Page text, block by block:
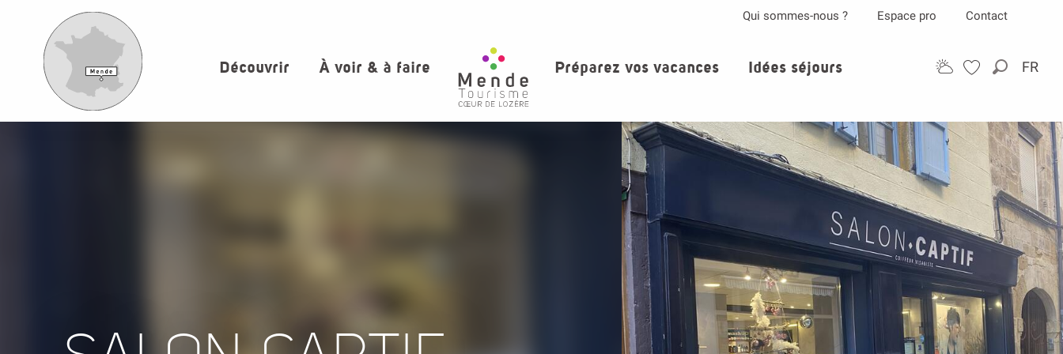
contenu
principal
FR
Qui sommes-nous ? Espace pro Contact
Découvrir À voir & à faire Préparez vos vacances Idées séjours